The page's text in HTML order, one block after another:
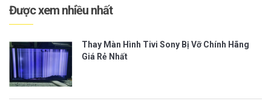
Được xem nhiều nhất
Thay Màn Hình Tivi Sony Bị Vỡ Chính Hãng
Giá Rẻ Nhất